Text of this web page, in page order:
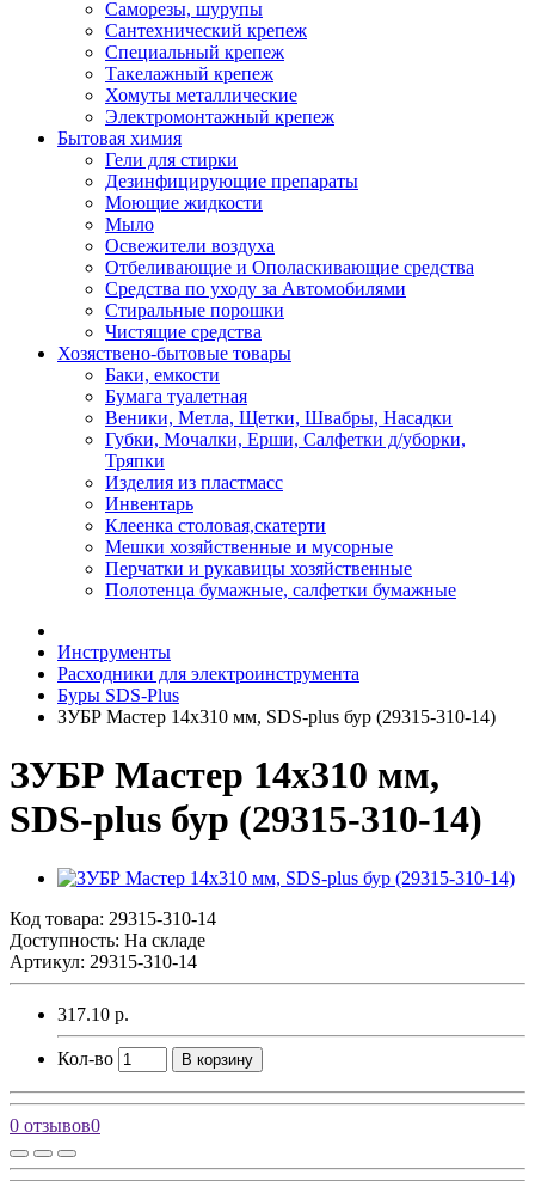
Саморезы, шурупы
Сантехнический крепеж
Специальный крепеж
Такелажный крепеж
Хомуты металлические
Электромонтажный крепеж
Бытовая химия
Гели для стирки
Дезинфицирующие препараты
Моющие жидкости
Мыло
Освежители воздуха
Отбеливающие и Ополаскивающие средства
Средства по уходу за Автомобилями
Стиральные порошки
Чистящие средства
Хозяствено-бытовые товары
Баки, емкости
Бумага туалетная
Веники, Метла, Щетки, Швабры, Насадки
Губки, Мочалки, Ерши, Салфетки д/уборки,
Тряпки
Изделия из пластмасс
Инвентарь
Клеенка столовая,скатерти
Мешки хозяйственные и мусорные
Перчатки и рукавицы хозяйственные
Полотенца бумажные, салфетки бумажные
Инструменты
Расходники для электроинструмента
Буры SDS-Plus
ЗУБР Мастер 14x310 мм, SDS-plus бур (29315-310-14)
ЗУБР Мастер 14x310 мм,
SDS-plus бур (29315-310-14)
Код товара: 29315-310-14
Доступность: На складе
Артикул: 29315-310-14
317.10 р.
Кол-во В корзину
0 отзывов0